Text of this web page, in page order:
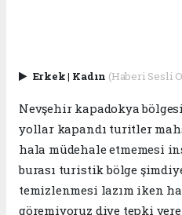
Erkek| Kadın (Haberi Sesli
Nevşehir kapadokya
yollar kapandı turitler
hala müdehale etmemesi
burası turistik bölge
temizlenmesi lazım iken
göremiyoruz diye tepki